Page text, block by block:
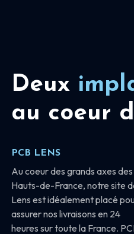
Deux
au coeur
PCB LENS
Au coeur des grands axes des
Hauts-de-France, notre site
Lens est idéalement placé
assurer nos livraisons en 24
heures sur toute la France.